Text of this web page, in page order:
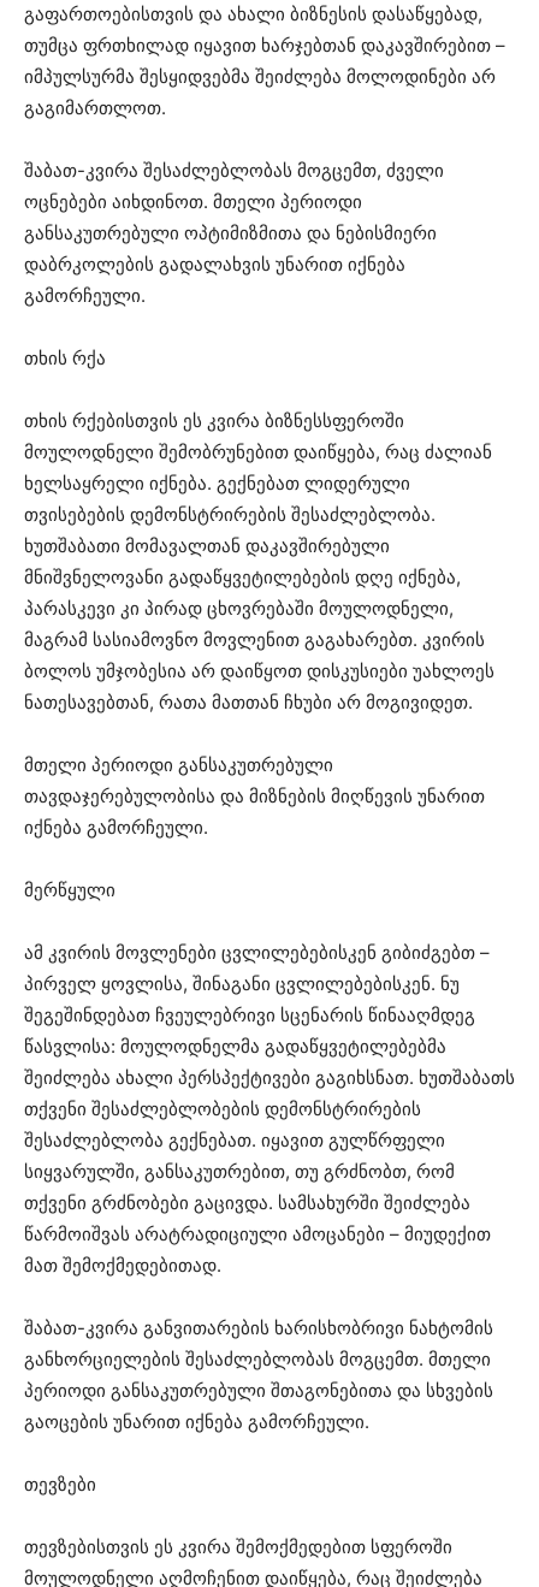
გაფართოებისთვის და ახალი ბიზნესის დასაწყებად,
თუმცა ფრთხილად იყავით ხარჯებთან დაკავშირებით –
იმპულსურმა შესყიდვებმა შეიძლება მოლოდინები არ
გაგიმართლოთ.
შაბათ-კვირა შესაძლებლობას მოგცემთ, ძველი
ოცნებები აიხდინოთ. მთელი პერიოდი
განსაკუთრებული ოპტიმიზმითა და ნებისმიერი
დაბრკოლების გადალახვის უნარით იქნება
გამორჩეული.
თხის რქა
თხის რქებისთვის ეს კვირა ბიზნესსფეროში
მოულოდნელი შემობრუნებით დაიწყება, რაც ძალიან
ხელსაყრელი იქნება. გექნებათ ლიდერული
თვისებების დემონსტრირების შესაძლებლობა.
ხუთშაბათი მომავალთან დაკავშირებული
მნიშვნელოვანი გადაწყვეტილებების დღე იქნება,
პარასკევი კი პირად ცხოვრებაში მოულოდნელი,
მაგრამ სასიამოვნო მოვლენით გაგახარებთ. კვირის
ბოლოს უმჯობესია არ დაიწყოთ დისკუსიები უახლოეს
ნათესავებთან, რათა მათთან ჩხუბი არ მოგივიდეთ.
მთელი პერიოდი განსაკუთრებული
თავდაჯერებულობისა და მიზნების მიღწევის უნარით
იქნება გამორჩეული.
მერწყული
ამ კვირის მოვლენები ცვლილებებისკენ გიბიძგებთ –
პირველ ყოვლისა, შინაგანი ცვლილებებისკენ. ნუ
შეგეშინდებათ ჩვეულებრივი სცენარის წინააღმდეგ
წასვლისა: მოულოდნელმა გადაწყვეტილებებმა
შეიძლება ახალი პერსპექტივები გაგიხსნათ. ხუთშაბათს
თქვენი შესაძლებლობების დემონსტრირების
შესაძლებლობა გექნებათ. იყავით გულწრფელი
სიყვარულში, განსაკუთრებით, თუ გრძნობთ, რომ
თქვენი გრძნობები გაცივდა. სამსახურში შეიძლება
წარმოიშვას არატრადიციული ამოცანები – მიუდექით
მათ შემოქმედებითად.
შაბათ-კვირა განვითარების ხარისხობრივი ნახტომის
განხორციელების შესაძლებლობას მოგცემთ. მთელი
პერიოდი განსაკუთრებული შთაგონებითა და სხვების
გაოცების უნარით იქნება გამორჩეული.
თევზები
თევზებისთვის ეს კვირა შემოქმედებით სფეროში
მოულოდნელი აღმოჩენით დაიწყება, რაც შეიძლება